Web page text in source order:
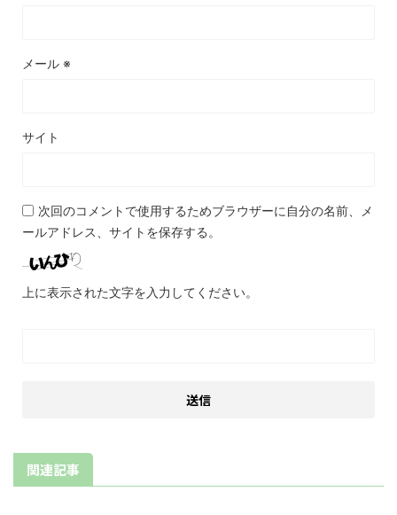
メール ※
サイト
次回のコメントで使用するためブラウザーに自分の名前、メ
ールアドレス、サイトを保存する。
上に表示された文字を入力してください。
関連記事